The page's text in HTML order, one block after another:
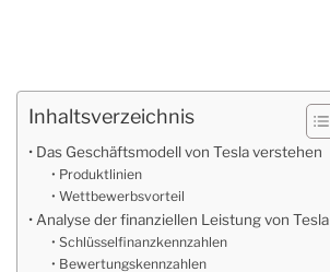
Inhaltsverzeichnis
Das Geschäftsmodell von Tesla verstehen
Produktlinien
Wettbewerbsvorteil
Analyse der finanziellen Leistung von Tesla
Schlüsselfinanzkennzahlen
Bewertungskennzahlen